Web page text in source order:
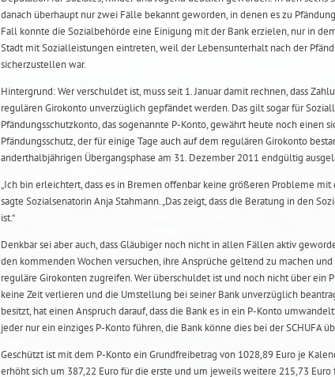
danach überhaupt nur zwei Fälle bekannt geworden, in denen es zu
Fall konnte die Sozialbehörde eine Einigung mit der Bank erzielen, nur in
Stadt mit Sozialleistungen eintreten, weil der Lebensunterhalt nach der
sicherzustellen war.
Hintergrund: Wer verschuldet ist, muss seit 1. Januar damit rechnen, dass
regulären Girokonto unverzüglich gepfändet werden. Das gilt sogar für
Pfändungsschutzkonto, das sogenannte P-Konto, gewährt heute noch einen
Pfändungsschutz, der für einige Tage auch auf dem regulären Girokonto
anderthalbjährigen Übergangsphase am 31. Dezember 2011 endgültig
„Ich bin erleichtert, dass es in Bremen offenbar keine größeren Probleme mit
sagte Sozialsenatorin Anja Stahmann. „Das zeigt, dass die Beratung in den
ist.“
Denkbar sei aber auch, dass Gläubiger noch nicht in allen Fällen aktiv
den kommenden Wochen versuchen, ihre Ansprüche geltend zu machen
reguläre Girokonten zugreifen. Wer überschuldet ist und noch nicht über ein
keine Zeit verlieren und die Umstellung bei seiner Bank unverzüglich
besitzt, hat einen Anspruch darauf, dass die Bank es in ein P-Konto
jeder nur ein einziges P-Konto führen, die Bank könne dies bei der SCHUFA
Geschützt ist mit dem P-Konto ein Grundfreibetrag von 1028,89 Euro je
erhöht sich um 387,22 Euro für die erste und um jeweils weitere 215,73